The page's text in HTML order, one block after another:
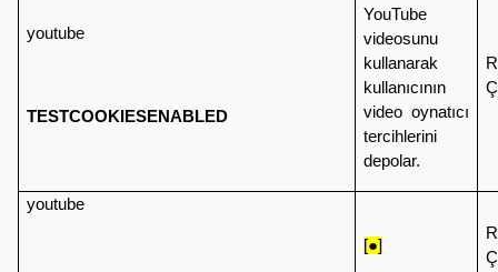
youtube
TESTCOOKIESENABLED
YouTube
videosunu
kullanarak
kullanıcının
video oynatıcı
tercihlerini
depolar.
youtube
[●]